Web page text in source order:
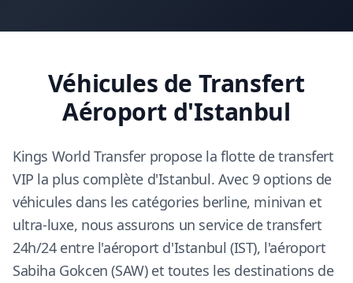
Véhicules de Transfert
Aéroport d'Istanbul
Kings World Transfer propose la flotte de transfert
VIP la plus complète d'Istanbul. Avec 9 options de
véhicules dans les catégories berline, minivan et
ultra-luxe, nous assurons un service de transfert
24h/24 entre l'aéroport d'Istanbul (IST), l'aéroport
Sabiha Gokcen (SAW) et toutes les destinations de